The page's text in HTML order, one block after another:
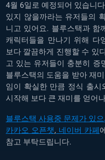
4월 6일로 예정되어 있습니
있지 않을까라는 유저들의
니고 있어요. 블루스택과 함
캐릭터들을 만나기 위해 다
보다 깔끔하게 진행할 수 있
고 있는 유저들이 충분히 증
블루스택의 도움을 받아 재
임이 확실한 만큼 정식 출시
시작해 보다 큰 재미를 얻어
블루스택 사용중 문제가 있
카카오 오픈챗, 네이버 카페
참고 부탁드립니다.